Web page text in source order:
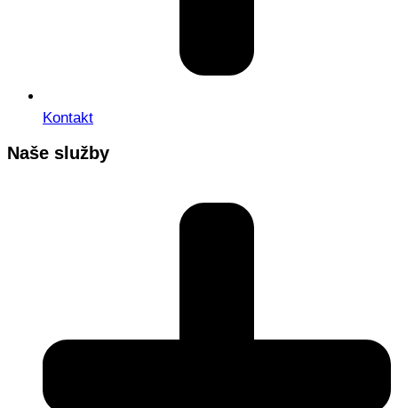
Kontakt
Naše služby